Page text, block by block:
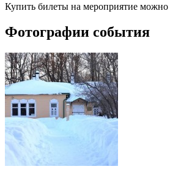
Купить билеты на мероприятие можно
Фотографии события